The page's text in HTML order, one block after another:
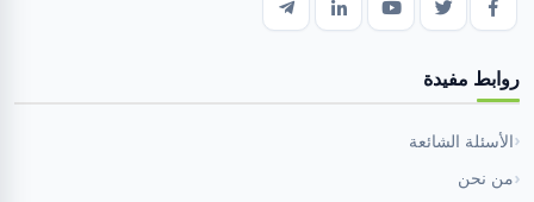
روابط مفيدة
الأسئلة الشائعة
من نحن